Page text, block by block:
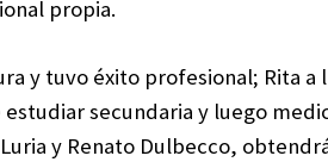
propia.
y tuvo éxito profesional; Rita a
secundaria y luego
y Renato Dulbecco,